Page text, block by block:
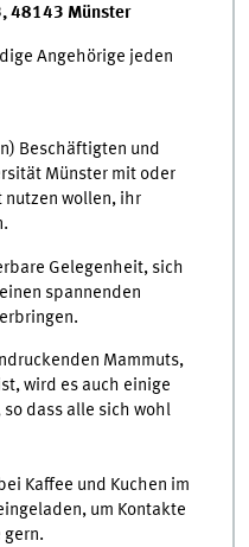
48143 Münster
Angehörige jeden
Beschäftigten und
Münster mit oder
wollen, ihr
Gelegenheit, sich
spannenden
Mammuts,
wird es auch einige
dass alle sich wohl
Kaffee und Kuchen im
um Kontakte
gern.